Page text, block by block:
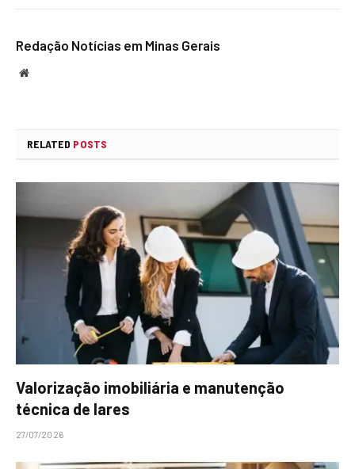
Redação Notícias em Minas Gerais
Website
RELATED POSTS
Valorização imobiliária e manutenção
técnica de lares
27/07/2026